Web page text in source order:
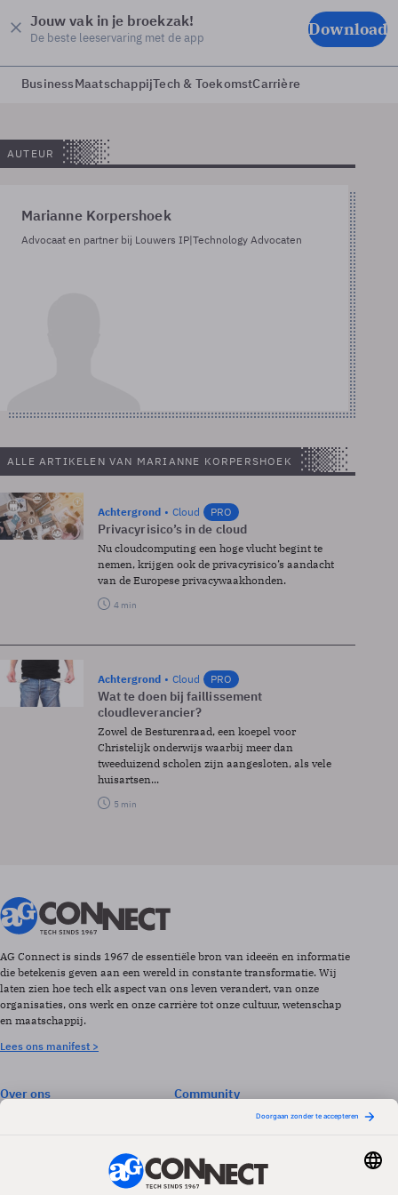
Jouw vak in je broekzak!
De beste leeservaring met de app Download
BusinessMaatschappijTech & ToekomstCarrière
AUTEUR
Marianne Korpershoek
Advocaat en partner bij Louwers IP|Technology Advocaten
ALLE ARTIKELEN VAN MARIANNE KORPERSHOEK
Achtergrond Cloud PRO
Privacyrisico’s in de cloud
Nu cloudcomputing een hoge vlucht begint te
nemen, krijgen ook de privacyrisico’s aandacht
van de Europese privacywaakhonden.
4 min
Achtergrond Cloud PRO
Wat te doen bij faillissement
cloudleverancier?
Zowel de Besturenraad, een koepel voor
Christelijk onderwijs waarbij meer dan
tweeduizend scholen zijn aangesloten, als vele
huisartsen...
5 min
AG Connect is sinds 1967 de essentiële bron van ideeën en informatie
die betekenis geven aan een wereld in constante transformatie. Wij
laten zien hoe tech elk aspect van ons leven verandert, van onze
organisaties, ons werk en onze carrière tot onze cultuur, wetenschap
en maatschappij.
Lees ons manifest >
Over ons
Community
Events & Opleidingen
Vacatures
Whitepapers